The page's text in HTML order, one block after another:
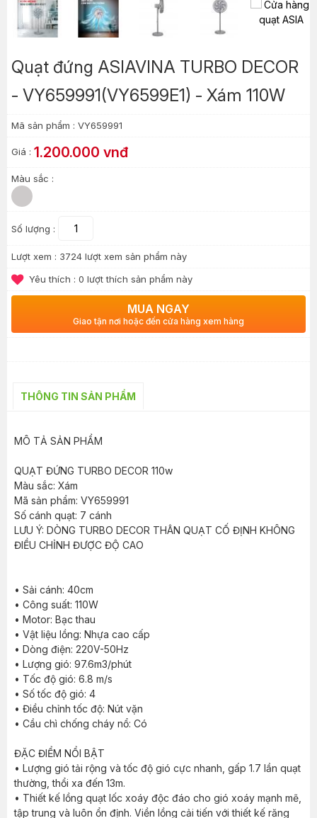
Quạt đứng ASIAVINA TURBO DECOR
- VY659991(VY6599E1) - Xám 110W
Mã sản phẩm : VY659991
Giá : 1.200.000 vnđ
Màu sắc :
Số lượng :
Lượt xem : 3724 lượt xem sản phẩm này
Yêu thích : 0 lượt thích sản phẩm này
MUA NGAY
Giao tận nơi hoặc đến cửa hàng xem hàng
THÔNG TIN SẢN PHẨM
MÔ TẢ SẢN PHẨM
QUẠT ĐỨNG TURBO DECOR 110w
Màu sắc: Xám
Mã sản phẩm: VY659991
Số cánh quạt: 7 cánh
LƯU Ý: DÒNG TURBO DECOR THÂN QUẠT CỐ ĐỊNH KHÔNG
ĐIỀU CHỈNH ĐƯỢC ĐỘ CAO
• Sải cánh: 40cm
• Công suất: 110W
• Motor: Bạc thau
• Vật liệu lồng: Nhựa cao cấp
• Dòng điện: 220V-50Hz
• Lượng gió: 97.6m3/phút
• Tốc độ gió: 6.8 m/s
• Số tốc độ gió: 4
• Điều chỉnh tốc độ: Nút vặn
• Cầu chì chống cháy nổ: Có
ĐẶC ĐIỂM NỔI BẬT
• Lượng gió tải rộng và tốc độ gió cực nhanh, gấp 1.7 lần quạt
thường, thổi xa đến 13m.
• Thiết kế lồng quạt lốc xoáy độc đáo cho gió xoáy mạnh mẽ,
tập trung và luôn ổn định. Viền lồng cải tiến với thiết kế răng